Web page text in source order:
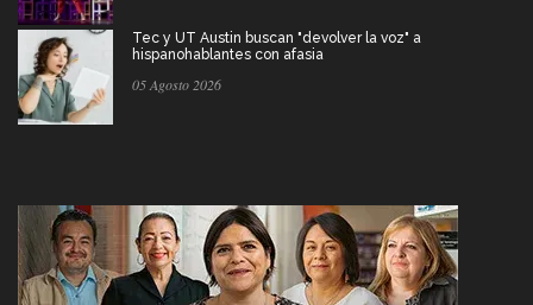
Tec y UT Austin buscan "devolver la voz" a
hispanohablantes con afasia
05 Agosto 2026